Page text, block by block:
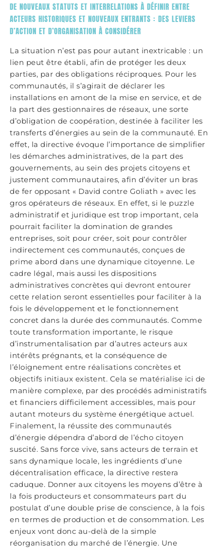
DE NOUVEAUX STATUTS ET INTERRELATIONS À DÉFINIR ENTRE
ACTEURS HISTORIQUES ET NOUVEAUX ENTRANTS : DES LEVIERS
D’ACTION ET D’ORGANISATION À CONSIDÉRER
La situation n’est pas pour autant inextricable : un
lien peut être établi, afin de protéger les deux
parties, par des obligations réciproques. Pour les
communautés, il s’agirait de déclarer les
installations en amont de la mise en service, et de
la part des gestionnaires de réseaux, une sorte
d’obligation de coopération, destinée à faciliter les
transferts d’énergies au sein de la communauté. En
effet, la directive évoque l’importance de simplifier
les démarches administratives, de la part des
gouvernements, au sein des projets citoyens et
justement communautaires, afin d’éviter un bras
de fer opposant « David contre Goliath » avec les
gros opérateurs de réseaux. En effet, si le puzzle
administratif et juridique est trop important, cela
pourrait faciliter la domination de grandes
entreprises, soit pour créer, soit pour contrôler
indirectement ces communautés, conçues de
prime abord dans une dynamique citoyenne. Le
cadre légal, mais aussi les dispositions
administratives concrètes qui devront entourer
cette relation seront essentielles pour faciliter à la
fois le développement et le fonctionnement
concret dans la durée des communautés. Comme
toute transformation importante, le risque
d’instrumentalisation par d’autres acteurs aux
intérêts prégnants, et la conséquence de
l’éloignement entre réalisations concrètes et
objectifs initiaux existent. Cela se matérialise ici de
manière complexe, par des procédés administratifs
et financiers difficilement accessibles, mais pour
autant moteurs du système énergétique ac­tuel.
Finalement, la réussite des communautés
d’énergie dépendra d’abord de l’écho citoyen
suscité. Sans force vive, sans acteurs de terrain et
sans dynamique locale, les ingrédients d’une
décentralisation efficace, la directive restera
caduque. Donner aux citoyens les moyens d’être à
la fois producteurs et consommateurs part du
postulat d’une double prise de conscience, à la fois
en termes de production et de consommation. Les
enjeux vont donc au-delà de la simple
réorganisation du marché de l’énergie. Une